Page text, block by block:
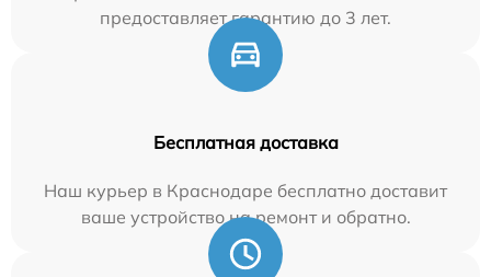
предоставляет гарантию до 3 лет.
Бесплатная доставка
Наш курьер в Краснодаре бесплатно доставит
ваше устройство на ремонт и обратно.